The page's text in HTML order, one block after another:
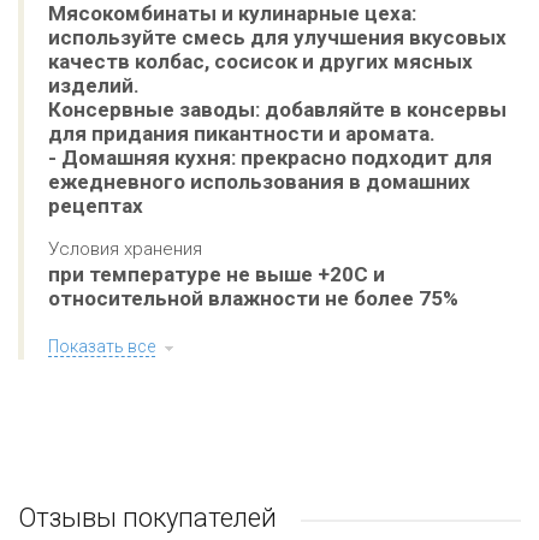
Мясокомбинаты и кулинарные цеха:
используйте смесь для улучшения вкусовых
качеств колбас, сосисок и других мясных
изделий.
Консервные заводы: добавляйте в консервы
для придания пикантности и аромата.
- Домашняя кухня: прекрасно подходит для
ежедневного использования в домашних
рецептах
Условия хранения
при температуре не выше +20С и
относительной влажности не более 75%
Показать все
Отзывы покупателей